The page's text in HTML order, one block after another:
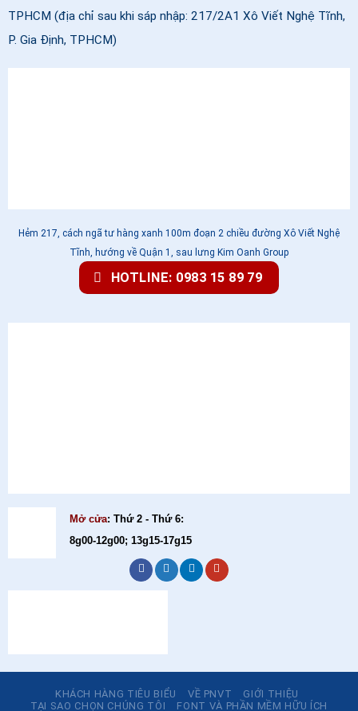
TPHCM (địa chỉ sau khi sáp nhập: 217/2A1 Xô Viết Nghệ Tĩnh,
P. Gia Định, TPHCM)
Hẻm 217, cách ngã tư hàng xanh 100m đoạn 2 chiều đường Xô Viết Nghệ
Tĩnh, hướng về Quận 1, sau lưng Kim Oanh Group
HOTLINE: 0983 15 89 79
Mở cửa: Thứ 2 - Thứ 6:
8g00-12g00; 13g15-17g15
KHÁCH HÀNG TIÊU BIỂU VỀ PNVT
GIỚI THIỆU
TẠI SAO CHỌN CHÚNG TÔI
FONT VÀ PHẦN MỀM HỮU ÍCH